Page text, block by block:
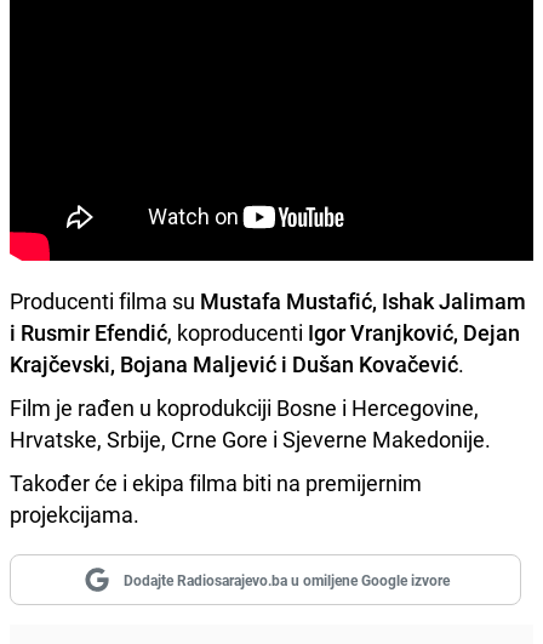
Producenti filma su Mustafa Mustafić, Ishak Jalimam
i Rusmir Efendić, koproducenti Igor Vranjković, Dejan
Krajčevski, Bojana Maljević i Dušan Kovačević.
Film je rađen u koprodukciji Bosne i Hercegovine,
Hrvatske, Srbije, Crne Gore i Sjeverne Makedonije.
Također će i ekipa filma biti na premijernim
projekcijama.
Dodajte Radiosarajevo.ba u omiljene Google izvore